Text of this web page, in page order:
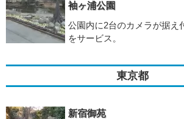
袖ヶ浦公園
公園内に2台のカメラが据え
をサービス。
東京都
新宿御苑